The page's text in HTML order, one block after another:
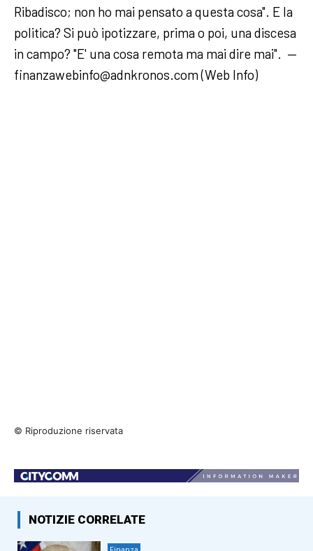
Ribadisco; non ho mai pensato a questa cosa". E la
politica? Si può ipotizzare, prima o poi, una discesa
in campo? "E' una cosa remota ma mai dire mai". —
finanzawebinfo@adnkronos.com (Web Info)
© Riproduzione riservata
NOTIZIE CORRELATE